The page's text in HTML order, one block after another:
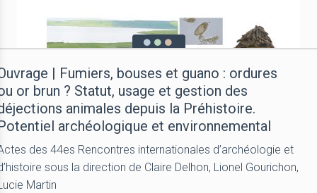
| Fumiers, bouses et guano : ordures
or brun ? Statut, usage et gestion des
animales depuis la Préhistoire.
archéologique et environnemental
des 44es Rencontres internationales d’archéologie et
sous la direction de Claire Delhon, Lionel Gourichon,
Martin